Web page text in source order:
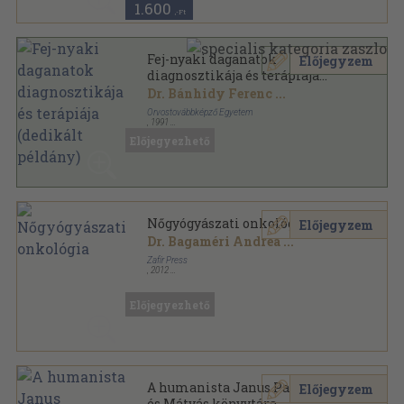
1.600 ,-Ft
Fej-nyaki daganatok
diagnosztikája és terápiája
(dedikált példány)
Dr. Bánhidy Ferenc ...
Orvostovábbképző Egyetem
1991
Előjegyzem
Nőgyógyászati onkológia
Dr. Bagaméri Andrea...
Zafír Press
2012
Előjegyzem
A humanista Janus Pannonius
Előjegyzem